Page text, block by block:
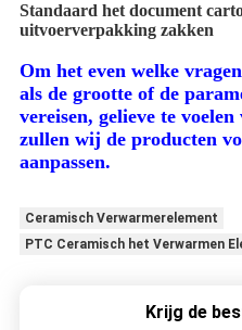
Standaard het document
uitvoerverpakking zakken
Om het even welke
als de grootte of de
vereisen, gelieve te
zullen wij de producten
aanpassen.
Ceramisch Verwarmerelement
PTC Ceramisch het Verwarmen
Krijg de